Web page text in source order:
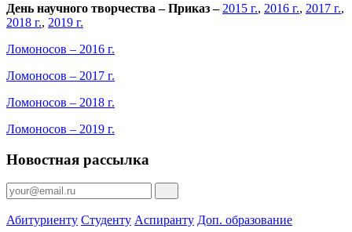
День научного творчества – Приказ – 2015 г., 2016 г., 2017 г.,
2018 г., 2019 г.
Ломоносов – 2016 г.
Ломоносов – 2017 г.
Ломоносов – 2018 г.
Ломоносов – 2019 г.
Новостная рассылка
Абитуриенту Студенту Аспиранту Доп. образование